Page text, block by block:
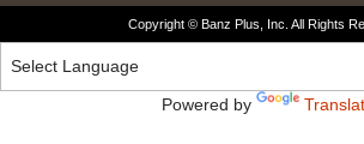
Copyright © Banz Plus, Inc. All Rights
Powered by